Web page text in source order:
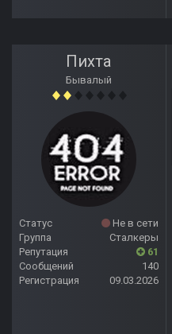
Пихта
Бывалый
Статус
Не в сети
Группа
Сталкеры
Репутация
61
Сообщений
140
Регистрация
09.03.2026